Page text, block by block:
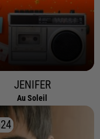
JENIFER
Au Soleil